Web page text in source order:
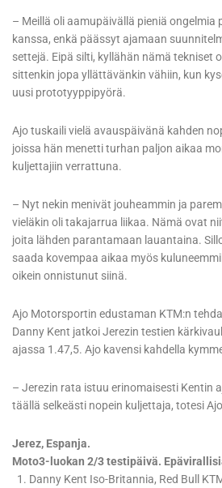
– Meillä oli aamupäivällä pieniä ongelmia
kanssa, enkä päässyt ajamaan
settejä. Eipä silti, kyllähän nämä tekniset
sittenkin jopa yllättävänkin vähiin, kun
uusi prototyyppipyörä.
Ajo tuskaili vielä avauspäivänä kahden
joissa hän menetti turhan paljon aikaa
kuljettajiin verrattuna.
– Nyt nekin menivät jouheammin ja
vieläkin oli takajarrua liikaa. Nämä ovat
joita lähden parantamaan lauantaina.
saada kovempaa aikaa myös
oikein onnistunut siinä.
Ajo Motorsportin edustaman KTM:n
Danny Kent jatkoi Jerezin testien
ajassa 1.47,5. Ajo kavensi kahdella
– Jerezin rata istuu erinomaisesti Kentin
täällä selkeästi nopein kuljettaja, totesi
Jerez, Espanja.
Moto3-luokan 2/3 testipäivä.
1. Danny Kent Iso-Britannia, Red Bull